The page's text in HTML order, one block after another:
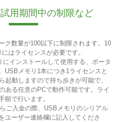
用期間中の制限など
ク数量が100以下に制限されます。10
はライセンスが必要です。
にインストールして使用する、ポータ
USBメモリ1本につき1ライセンスと
起動しますので持ち歩きが可能で、
ある任意のPCで動作可能です。ライ
順で行います。
ご入金の際、USBメモリのシリアル
ユーザー連絡欄に記入してくださ